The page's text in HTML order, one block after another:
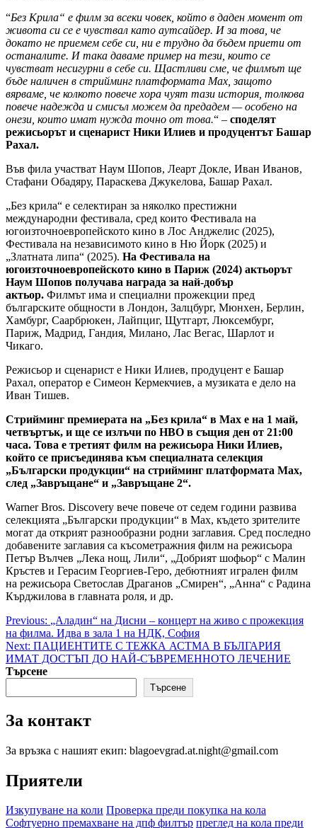
“Без Крила“ е филм за всеки човек, който в даден момент от
живота си се е чувствал като аутсайдер. И за това, че
докато не приемем себе си, ни е трудно да бъдем приети от
останалите. И така даваме пример на тези, които се
чувстват несигурни в себе си. Щастливи сме, че филмът ще
бъде наличен в стрийминг платформата Max, защото
вярваме, че колкото повече хора чуят тази история, толкова
повече надежда и смисъл можем да предадем — особено на
онези, които имат нужда точно от това.“ – споделят
режисьорът и сценарист Ники Илиев и продуцентът Башар
Рахал.
Във фила участват Наум Шопов, Леарт Докле, Иван Иванов,
Стафани Обадяру, Параскева Джукелова, Башар Рахал.
„Без крила“ е селектиран за няколко престижни
международни фестивала, сред които Фестивала на
югоизточноевропейското кино в Лос Анджелис (2025),
Фестивала на независимото кино в Ню Йорк (2025) и
„Златната липа“ (2025). На Фестивала на
югоизточноевропейското кино в Париж (2024) актьорът
Наум Шопов получава награда за най-добър
актьор. Филмът има и специални прожекции пред
българските общности в Лондон, Залцбург, Мюнхен, Берлин,
Хамбург, Саарбрюкен, Лайпциг, Щутгарт, Люксембург,
Париж, Мадрид, Гандия, Милано, Лас Вегас, Шарлот и
Чикаго.
Режисьор и сценарист е Ники Илиев, продуцент е Башар
Рахал, оператор е Симеон Кермекчиев, а музиката е дело на
Иван Тишев.
Стрийминг премиерата на „Без крила“ в Max е на 1 май,
четвъртък, и ще се излъчи по HBO в същия ден от 21:00
часа. Това е третият филм на режисьора Ники Илиев,
който се присъединява към специалната селекция
„Български продукции“ на стрийминг платформата Max,
след „Завръщане“ и „Завръщане 2“.
Warner Bros. Discovery вече повече от седем години развива
селекцията „Български продукции“ в Max, където зрителите
могат да открият разнообразни родни заглавия. Сред последно
добавените заглавия са късометражния филм на режисьора
Петър Вълчев „Лека нощ, Лили“, „Добрият шофьор“ с Малин
Кръстев и Герасим Георгиев-Геро, дебютният игрален филм
на режисьора Светослав Драганов „Смирен“, „Анна“ с Радина
Кърджилова в главната роля, и др.
Post
navigation
Previous: „Аладин“ на Дисни – концерт на живо с прожекция
на филма. Идва в зала 1 на НДК, София
Next: ПАЦИЕНТИТЕ С ТЕЖКА АСТМА В БЪЛГАРИЯ
ИМАТ ДОСТЪП ДО НАЙ-СЪВРЕМЕННОТО ЛЕЧЕНИЕ
Търсене
Търсене
За контакт
За връзка с нашият екип: blagoevgrad.at.night@gmail.com
Приятели
Изкупуване на коли Проверка преди покупка на кола
Софтуерно премахване на дпф филтър преглед на кола преди